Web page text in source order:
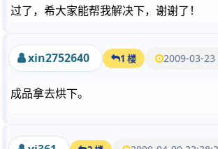
过了，希大家能帮我解决下，谢谢了！
xin2752640 1 楼 2009-03-23
成品拿去烘下。